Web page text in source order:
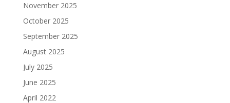
November 2025
October 2025
September 2025
August 2025
July 2025
June 2025
April 2022